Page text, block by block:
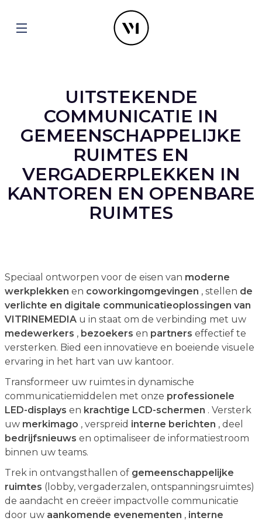
UITSTEKENDE
COMMUNICATIE IN
GEMEENSCHAPPELIJKE
RUIMTES EN
VERGADERPLEKKEN IN
KANTOREN EN OPENBARE
RUIMTES
Speciaal ontworpen voor de eisen van moderne
werkplekken en coworkingomgevingen , stellen de
verlichte en digitale communicatieoplossingen van
VITRINEMEDIAu in staat om de verbinding met uw
medewerkers , bezoekers en partners effectief te
versterken. Bied een innovatieve en boeiende visuele
ervaring in het hart van uw kantoor.
Transformeer uw ruimtes in dynamische
communicatiemiddelen met onze professionele
LED-displays en krachtige LCD-schermen . Versterk
uw merkimago , verspreid interne berichten , deel
bedrijfsnieuws en optimaliseer de informatiestroom
binnen uw teams.
Trek in ontvangsthallen of gemeenschappelijke
ruimtes (lobby, vergaderzalen, ontspanningsruimtes)
de aandacht en creëer impactvolle communicatie
door uw aankomende evenementen , interne